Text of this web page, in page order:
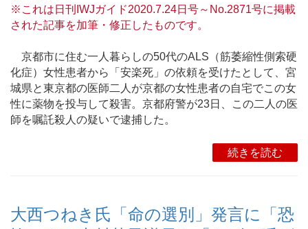
※これは日刊IWJガイド2020.7.24日号～No.2871号に掲載
された記事を加筆・修正したものです。
京都市に住む一人暮らしの50代のALS（筋萎縮性側索硬
化症）女性患者から「安楽死」の依頼を受けたとして、宮
城県と東京都の医師二人が京都の女性患者の自宅でこの女
性に薬物を投与して殺害。京都府警が23日、この二人の医
師を嘱託殺人の疑いで逮捕した。
続きを読む
大西つねき氏「命の選別」発言に「恐